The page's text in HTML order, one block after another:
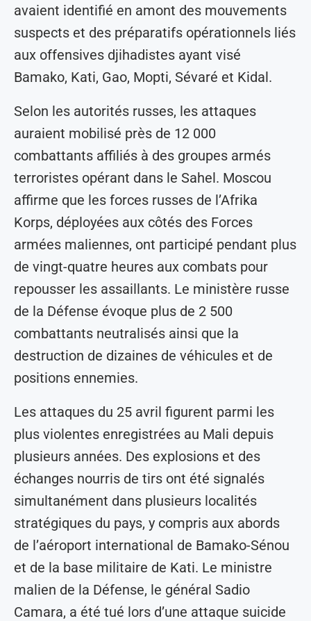
avaient identifié en amont des mouvements
suspects et des préparatifs opérationnels liés
aux offensives djihadistes ayant visé
Bamako, Kati, Gao, Mopti, Sévaré et Kidal.
Selon les autorités russes, les attaques
auraient mobilisé près de 12 000
combattants affiliés à des groupes armés
terroristes opérant dans le Sahel. Moscou
affirme que les forces russes de l’Afrika
Korps, déployées aux côtés des Forces
armées maliennes, ont participé pendant plus
de vingt-quatre heures aux combats pour
repousser les assaillants. Le ministère russe
de la Défense évoque plus de 2 500
combattants neutralisés ainsi que la
destruction de dizaines de véhicules et de
positions ennemies.
Les attaques du 25 avril figurent parmi les
plus violentes enregistrées au Mali depuis
plusieurs années. Des explosions et des
échanges nourris de tirs ont été signalés
simultanément dans plusieurs localités
stratégiques du pays, y compris aux abords
de l’aéroport international de Bamako-Sénou
et de la base militaire de Kati. Le ministre
malien de la Défense, le général Sadio
Camara, a été tué lors d’une attaque suicide